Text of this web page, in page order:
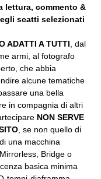
lettura, commento &
scatti selezionati
ADATTI A TUTTI , dal
armi, al fotografo
che abbia
alcune tematiche
una bella
in compagnia di altri
NON SERVE
, se non quello di
una macchina
Bridge o
basica minima